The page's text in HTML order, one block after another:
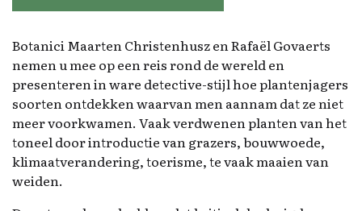
Botanici Maarten Christenhusz en Rafaël Govaerts
nemen u mee op een reis rond de wereld en
presenteren in ware detective-stijl hoe plantenjagers
soorten ontdekken waarvan men aannam dat ze niet
meer voorkwamen. Vaak verdwenen planten van het
toneel door introductie van grazers, bouwwoede,
klimaatverandering, toerisme, te vaak maaien van
weiden.